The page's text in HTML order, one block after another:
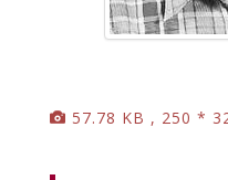
57.78 KB , 250 *